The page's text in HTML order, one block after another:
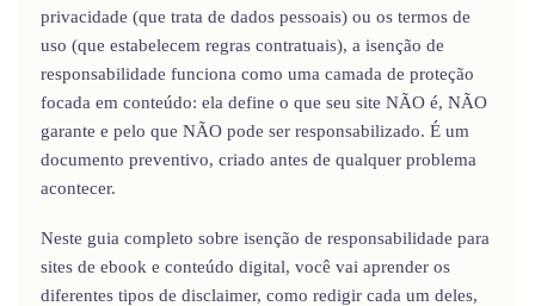
privacidade (que trata de dados pessoais) ou os termos de
uso (que estabelecem regras contratuais), a isenção de
responsabilidade funciona como uma camada de proteção
focada em conteúdo: ela define o que seu site NÃO é, NÃO
garante e pelo que NÃO pode ser responsabilizado. É um
documento preventivo, criado antes de qualquer problema
acontecer.
Neste guia completo sobre isenção de responsabilidade para
sites de ebook e conteúdo digital, você vai aprender os
diferentes tipos de disclaimer, como redigir cada um deles,